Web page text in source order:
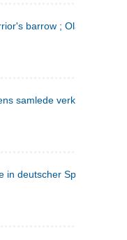
barrow ; Olaf Liljekrans
samlede verker. 3
in deutscher Sprache. 2